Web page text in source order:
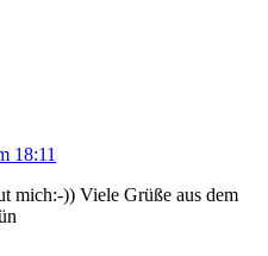
18:11
mich:-)) Viele Grüße aus dem